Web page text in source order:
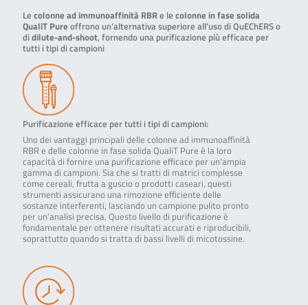
Le colonne ad immunoaffinità RBRe le colonne in fase solida
QualiT Pure offrono un’alternativa superiore all’uso di QuEChERS o
didilute-and-shoot, fornendo una purificazione più efficace per
tutti i tipi di campioni
Purificazione efficace per tutti i tipi di campioni:
Uno dei vantaggi principali delle colonne ad immunoaffinità
RBR e delle colonne in fase solida QualiT Pure è la loro
capacità di fornire una purificazione efficace per un’ampia
gamma di campioni. Sia che si tratti di matrici complesse
come cereali, frutta a guscio o prodotti caseari, questi
strumenti assicurano una rimozione efficiente delle
sostanze interferenti, lasciando un campione pulito pronto
per un’analisi precisa. Questo livello di purificazione è
fondamentale per ottenere risultati accurati e riproducibili,
soprattutto quando si tratta di bassi livelli di micotossine.